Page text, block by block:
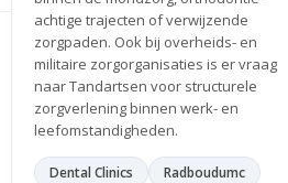
achtige trajecten of verwijzende
zorgpaden. Ook bij overheids- en
militaire zorgorganisaties is er vraag
naar Tandartsen voor structurele
zorgverlening binnen werk- en
leefomstandigheden.
Dental Clinics
Radboudumc